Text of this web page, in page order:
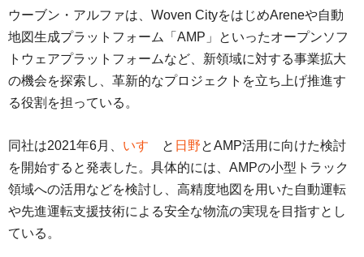
ウーブン・アルファは、Woven CityをはじめAreneや自動
地図生成プラットフォーム「AMP」といったオープンソフ
トウェアプラットフォームなど、新領域に対する事業拡大
の機会を探索し、革新的なプロジェクトを立ち上げ推進す
る役割を担っている。
同社は2021年6月、 いすゞ と 日野とAMP活用に向けた検討
を開始すると発表した。具体的には、AMPの小型トラック
領域への活用などを検討し、高精度地図を用いた自動運転
や先進運転支援技術による安全な物流の実現を目指すとし
ている。